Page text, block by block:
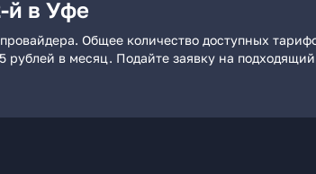
й в Уфе
Общее количество доступных
в месяц. Подайте заявку на